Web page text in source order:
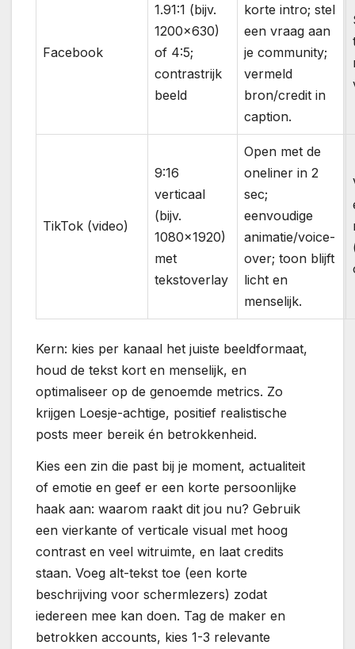
Facebook
1.91:1 (bijv.
1200×630)
of 4:5;
contrastrijk
beeld
korte intro; stel
een vraag aan
je community;
vermeld
bron/credit in
caption.
TikTok (video)
9:16
verticaal
(bijv.
1080×1920)
met
tekstoverlay
Open met de
oneliner in 2
sec;
eenvoudige
animatie/voice-
over; toon blijft
licht en
menselijk.
Kern: kies per kanaal het juiste beeldformaat,
houd de tekst kort en menselijk, en
optimaliseer op de genoemde metrics. Zo
krijgen Loesje-achtige, positief realistische
posts meer bereik én betrokkenheid.
Kies een zin die past bij je moment, actualiteit
of emotie en geef er een korte persoonlijke
haak aan: waarom raakt dit jou nu? Gebruik
een vierkante of verticale visual met hoog
contrast en veel witruimte, en laat credits
staan. Voeg alt-tekst toe (een korte
beschrijving voor schermlezers) zodat
iedereen mee kan doen. Tag de maker en
betrokken accounts, kies 1-3 relevante